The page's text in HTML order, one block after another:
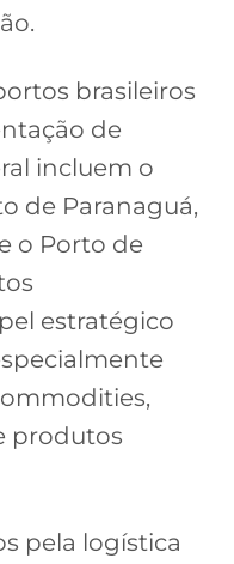
brasileiros
de
incluem o
de Paranaguá,
o Porto de
estratégico
produtos
pela logística